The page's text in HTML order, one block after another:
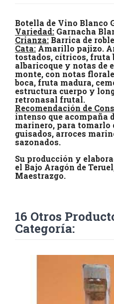
Botella de Vino Blanco
Variedad: Garnacha
Crianza: Barrica de
Cata: Amarillo pajizo.
tostados, cítricos, fruta
albaricoque y notas de
monte, con notas
boca, fruta madura,
estructura cuerpo y
retronasal frutal.
Recomendación de
intenso que acompaña
marinero, para tomarlo
guisados, arroces
sazonados.
Su producción y
el Bajo Aragón de
Maestrazgo.
16 Otros
Categoría: